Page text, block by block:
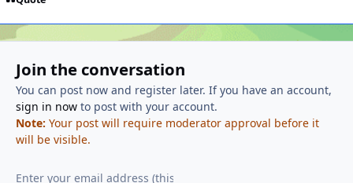
Join the conversation
You can post now and register later. If you have an account,
sign in nowto post with your account.
Note: Your post will require moderator approval before it
will be visible.